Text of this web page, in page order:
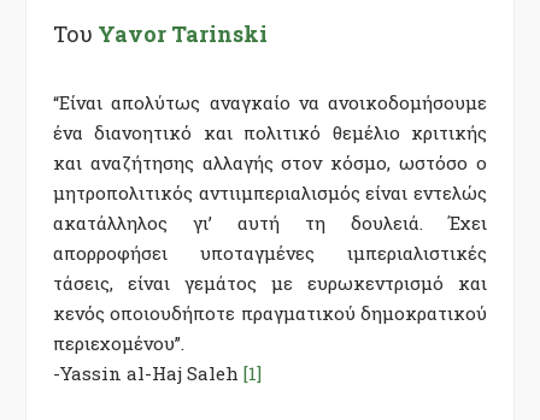
Του Yavor Tarinski
“Είναι απολύτως αναγκαίο να ανοικοδομήσουμε
ένα διανοητικό και πολιτικό θεμέλιο κριτικής
και αναζήτησης αλλαγής στον κόσμο, ωστόσο ο
μητροπολιτικός αντιιμπεριαλισμός είναι εντελώς
ακατάλληλος γι’ αυτή τη δουλειά. Έχει
απορροφήσει υποταγμένες ιμπεριαλιστικές
τάσεις, είναι γεμάτος με ευρωκεντρισμό και
κενός οποιουδήποτε πραγματικού δημοκρατικού
περιεχομένου”.
-Yassin al-Haj Saleh [1]